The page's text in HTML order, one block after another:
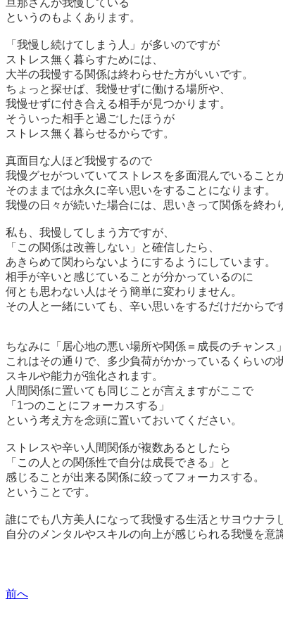
というのもよくあります。
「我慢し続けてしまう人」が多いのですが
ストレス無く暮らすためには、
大半の我慢する関係は終わらせた方がいいです。
ちょっと探せば、我慢せずに働ける場所や、
我慢せずに付き合える相手が見つかります。
そういった相手と過ごしたほうが
ストレス無く暮らせるからです。
真面目な人ほど我慢するので
我慢グセがついていてストレスを多面混んでいること
そのままでは永久に辛い思いをすることになります。
我慢の日々が続いた場合には、思いきって関係を終わ
私も、我慢してしまう方ですが、
「この関係は改善しない」と確信したら、
あきらめて関わらないようにするようにしています。
相手が辛いと感じていることが分かっているのに
何とも思わない人はそう簡単に変わりません。
その人と一緒にいても、辛い思いをするだけだからで
ちなみに「居心地の悪い場所や関係＝成長のチャンス
これはその通りで、多少負荷がかかっているくらいの
スキルや能力が強化されます。
人間関係に置いても同じことが言えますがここで
「1つのことにフォーカスする」
という考え方を念頭に置いておいてください。
ストレスや辛い人間関係が複数あるとしたら
「この人との関係性で自分は成長できる」と
感じることが出来る関係に絞ってフォーカスする。
ということです。
誰にでも八方美人になって我慢する生活とサヨウナラ
自分のメンタルやスキルの向上が感じられる我慢を意
前へ